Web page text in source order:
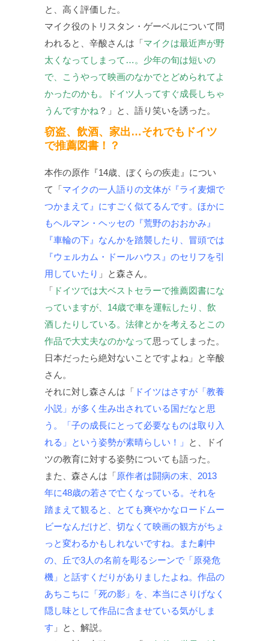
と、高く評価した。
マイク役のトリスタン・ゲーベルについて問
われると、辛酸さんは「マイクは最近声が野
太くなってしまって…。少年の旬は短いの
で、こうやって映画のなかでとどめられてよ
かったのかも。ドイツ人ってすぐ成長しちゃ
うんですかね ？」と、語り笑いを誘った。
窃盗、飲酒、家出…それでもドイツ
で推薦図書！？
本作の原作『14歳、ぼくらの疾走』につい
て「マイクの一人語りの文体が『ライ麦畑で
つかまえて』にすごく似てるんです。ほかに
もヘルマン・ヘッセの『荒野のおおかみ』
『車輪の下』なんかを踏襲したり、冒頭では
『ウェルカム・ドールハウス』のセリフを引
用していたり 」と森さん。
「 ドイツでは大ベストセラーで推薦図書にな
っていますが、14歳で車を運転したり、飲
酒したりしている。法律とかを考えるとこの
作品で大丈夫なのかなって思ってしまった。
日本だったら絶対ないことですよね」と辛酸
さん。
それに対し森さんは「 ドイツはさすが「教養
小説」が多く生み出されている国だなと思
う。「子の成長にとって必要なものは取り入
れる」という姿勢が素晴らしい！」
と、ドイ
ツの教育に対する姿勢についても語った。
また、森さんは「原作者は闘病の末、2013
年に48歳の若さで亡くなっている。それを
踏まえて観ると、とても爽やかなロードムー
ビーなんだけど、切なくて映画の観方がちょ
っと変わるかもしれないですね。また劇中
の、丘で3人の名前を彫るシーンで「原発危
機」と話すくだりがありましたよね。作品の
あちこちに「死の影」を、本当にさりげなく
隠し味として作品に含ませている気がしま
す 」と、解説。